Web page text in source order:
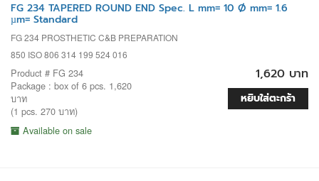
FG 234 TAPERED ROUND END Spec. L mm= 10 Ø mm= 1.6
µm= Standard
FG 234 PROSTHETIC C&B PREPARATION
850 ISO 806 314 199 524 016
Product # FG 234
Package : box of 6 pcs. 1,620
บาท
(1 pcs. 270 บาท)
Available on sale
1,620 บาท
หยิบใส่ตะกร้า